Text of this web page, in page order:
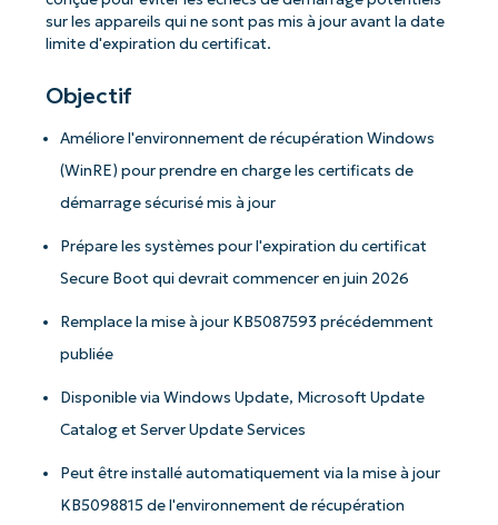
sur les appareils qui ne sont pas mis à jour avant la date
limite d'expiration du certificat.
Objectif
Améliore l'environnement de récupération Windows
(WinRE) pour prendre en charge les certificats de
démarrage sécurisé mis à jour
Prépare les systèmes pour l'expiration du certificat
Secure Boot qui devrait commencer en juin 2026
Remplace la mise à jour KB5087593 précédemment
publiée
Disponible via Windows Update, Microsoft Update
Catalog et Server Update Services
Peut être installé automatiquement via la mise à jour
KB5098815 de l'environnement de récupération